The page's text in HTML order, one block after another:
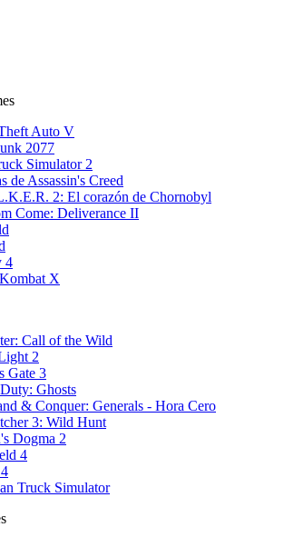
Auto V
2077
Simulator 2
de Assassin's Creed
2: El corazón de Chornobyl
Come: Deliverance II
4
X
Call of the Wild
2
Gate 3
Ghosts
& Conquer: Generals - Hora Cero
3: Wild Hunt
Dogma 2
4
Truck Simulator